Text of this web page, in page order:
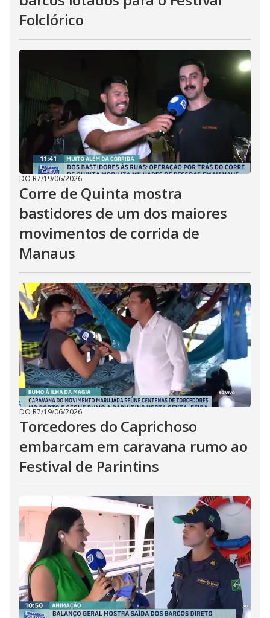
Folclórico
DO R7/19/06/2026
Corre de Quinta mostra
bastidores de um dos maiores
movimentos de corrida de
Manaus
DO R7/19/06/2026
Torcedores do Caprichoso
embarcam em caravana rumo ao
Festival de Parintins